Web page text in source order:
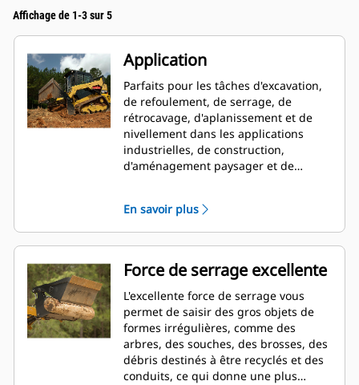
Affichage de 1-3 sur 5
Application
Parfaits pour les tâches d'excavation,
de refoulement, de serrage, de
rétrocavage, d'aplanissement et de
nivellement dans les applications
industrielles, de construction,
d'aménagement paysager et de
En savoir plus
Force de serrage excellente
L'excellente force de serrage vous
permet de saisir des gros objets de
formes irrégulières, comme des
arbres, des souches, des brosses, des
débris destinés à être recyclés et des
conduits, ce qui donne une plus